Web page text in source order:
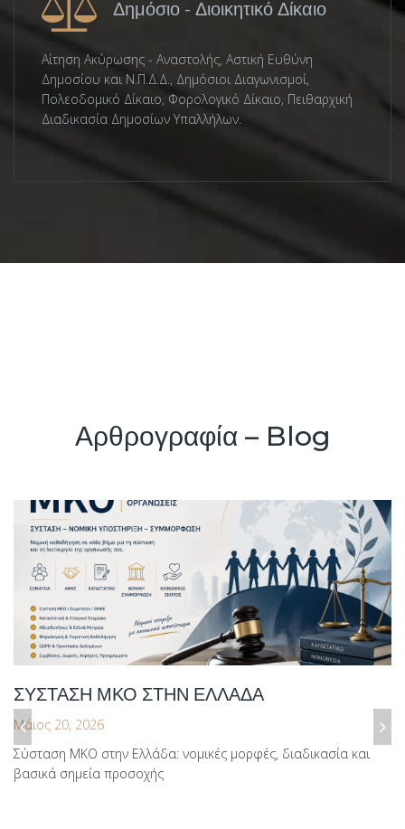
Δημόσιο - Διοικητικό Δίκαιο
Αίτηση Ακύρωσης - Αναστολής, Αστική Ευθύνη
Δημοσίου και Ν.Π.Δ.Δ., Δημόσιοι Διαγωνισμοί,
Πολεοδομικό Δίκαιο, Φορολογικό Δίκαιο, Πειθαρχική
Διαδικασία Δημοσίων Υπαλλήλων.
Αρθρογραφία – Blog
ΣΥΣΤΑΣΗ ΜΚΟ ΣΤΗΝ ΕΛΛΑΔΑ
Μάιος 20, 2026
Σύσταση ΜΚΟ στην Ελλάδα: νομικές μορφές, διαδικασία και
βασικά σημεία προσοχής
Previous